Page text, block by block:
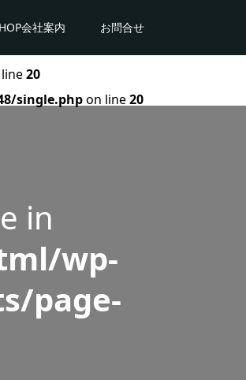
会社案内 お問合せ
20
single.phpon line20
in
wp-
page-